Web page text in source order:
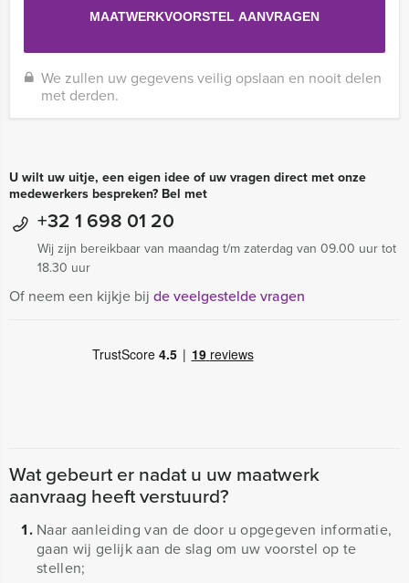
We zullen uw gegevens veilig opslaan en nooit delen
met derden.
U wilt uw uitje, een eigen idee of uw vragen direct met onze
medewerkers bespreken? Bel met
+32 1 698 01 20
Wij zijn bereikbaar van maandag t/m zaterdag van 09.00 uur tot
18.30 uur
Of neem een kijkje bij de veelgestelde vragen
Wat gebeurt er nadat u uw maatwerk
aanvraag heeft verstuurd?
Naar aanleiding van de door u opgegeven informatie,
gaan wij gelijk aan de slag om uw voorstel op te
stellen;